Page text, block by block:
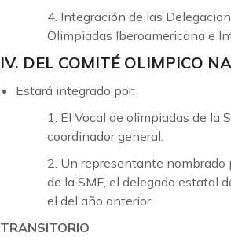
4. Integración de las
Olimpiadas Iberoamericana e
IV. DEL COMITÉ OLIMPICO
Estará integrado por:
1. El Vocal de olimpiadas de la
coordinador general.
2. Un representante nombrado
de la SMF, el delegado estatal
el del año anterior.
TRANSITORIO